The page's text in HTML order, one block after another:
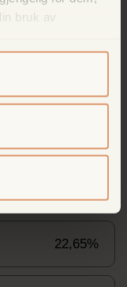
bruk av
22,65%